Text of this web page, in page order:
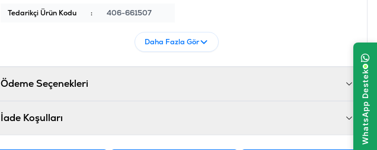
Tedarikçi Ürün Kodu
: 406-661507
Daha Fazla Gör
Ödeme Seçenekleri
İade Koşulları